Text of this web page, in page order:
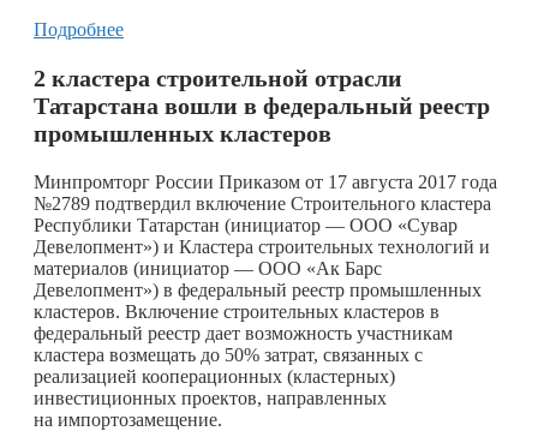
Подробнее
2 кластера строительной отрасли
Татарстана вошли в федеральный реестр
промышленных кластеров
Минпромторг России Приказом от 17 августа 2017 года
№2789 подтвердил включение Строительного кластера
Республики Татарстан (инициатор — ООО «Сувар
Девелопмент») и Кластера строительных технологий и
материалов (инициатор — ООО «Ак Барс
Девелопмент») в федеральный реестр промышленных
кластеров. Включение строительных кластеров в
федеральный реестр дает возможность участникам
кластера возмещать до 50% затрат, связанных с
реализацией кооперационных (кластерных)
инвестиционных проектов, направленных
на импортозамещение.